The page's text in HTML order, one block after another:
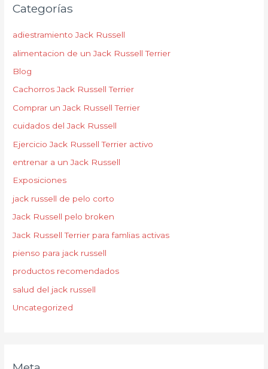
Categorías
adiestramiento Jack Russell
alimentacion de un Jack Russell Terrier
Blog
Cachorros Jack Russell Terrier
Comprar un Jack Russell Terrier
cuidados del Jack Russell
Ejercicio Jack Russell Terrier activo
entrenar a un Jack Russell
Exposiciones
jack russell de pelo corto
Jack Russell pelo broken
Jack Russell Terrier para famlias activas
pienso para jack russell
productos recomendados
salud del jack russell
Uncategorized